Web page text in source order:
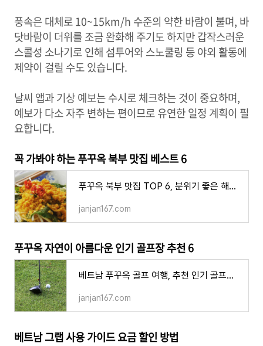
풍속은 대체로 10~15km/h 수준의 약한 바람이 불며, 바
닷바람이 더위를 조금 완화해 주기도 하지만 갑작스러운
스콜성 소나기로 인해 섬투어와 스노쿨링 등 야외 활동에
제약이 걸릴 수도 있습니다.
날씨 앱과 기상 예보는 수시로 체크하는 것이 중요하며,
예보가 다소 자주 변하는 편이므로 유연한 일정 계획이 필
요합니다.
꼭 가봐야 하는 푸꾸옥 북부 맛집 베스트 6
푸꾸옥 북부 맛집 TOP 6, 분위기 좋은 해변 레스토랑 가성 로컬 음식점
janjan167.com
푸꾸옥 자연이 아름다운 인기 골프장 추천 6
베트남 푸꾸옥 골프 여행, 추천 인기 골프장 TOP 5 위치 가격 특징 장단점
janjan167.com
베트남 그랩 사용 가이드 요금 할인 방법